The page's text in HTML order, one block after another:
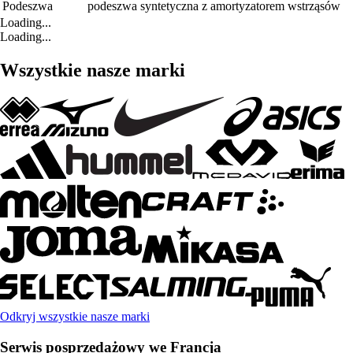
Podeszwa
podeszwa syntetyczna z amortyzatorem wstrząsów
Loading...
Loading...
Wszystkie nasze marki
Odkryj wszystkie nasze marki
Serwis posprzedażowy we Francja